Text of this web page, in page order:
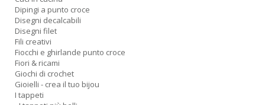
Dipingi a punto croce
Disegni decalcabili
Disegni filet
Fili creativi
Fiocchi e ghirlande punto croce
Fiori & ricami
Giochi di crochet
Gioielli - crea il tuo bijou
I tappeti